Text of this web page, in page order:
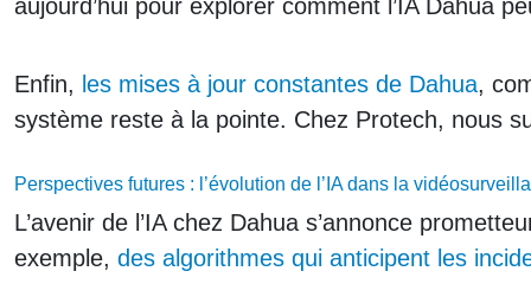
aujourd’hui pour explorer comment l’IA Dahua
Enfin, les mises à jour constantes de Dahua,
système reste à la pointe. Chez Protech, nous
Perspectives futures : l’évolution de l’IA dans la
L’avenir de l’IA chez Dahua s’annonce
exemple, des algorithmes qui anticipent les